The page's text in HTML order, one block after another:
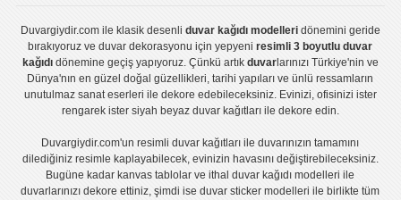
Duvargiydir.comile klasik desenli duvar kağıdı modelleridönemini geride
bırakıyoruz veduvar dekorasyonu için yepyeniresimli 3 boyutlu duvar
kağıdıdönemine geçiş yapıyoruz. Çünkü artık duvarlarınızı Türkiye'nin ve
Dünya'nın en güzel doğal güzellikleri, tarihi yapıları ve ünlü ressamların
unutulmaz sanat eserleri ile dekore edebileceksiniz. Evinizi, ofisinizi ister
rengarek ister siyah beyaz duvar kağıtlarıile dekore edin.
Duvargiydir.com'unresimli duvar kağıtları ile duvarınızın tamamını
dilediğiniz resimle kaplayabilecek, evinizin havasını değiştirebileceksiniz.
Bugüne kadar kanvas tablo lar veithal duvar kağıdı modelleri ile
duvarlarınızı dekore ettiniz, şimdi iseduvar sticker modelleri ile birlikte tüm